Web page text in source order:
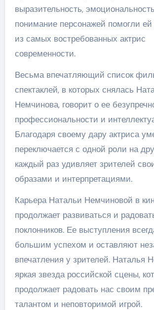
выразительность,
понимание персонажей помогли ей
из самых востребованных актрис
современности.
Весьма впечатляющий список
спектаклей, в которых снялась
Немчинова, говорит о ее
профессиональности и
Благодаря своему дару актриса
переключается с одной роли на
каждый раз удивляет зрителей
образами и интерпретациями.
Карьера Натальи Немчиновой в
продолжает развиваться и
поклонников. Ее выступления
большим успехом и оставляют
впечатления у зрителей. Наталья
яркая звезда российской сцены,
продолжает радовать нас своим
талантом и неповторимой игрой.